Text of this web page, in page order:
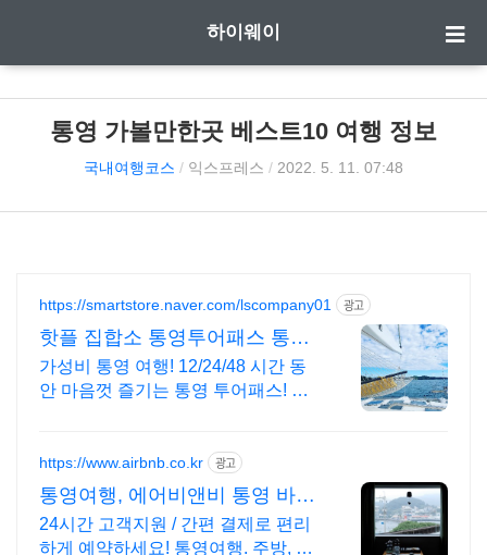
하이웨이
통영 가볼만한곳 베스트10 여행 정보
국내여행코스 / 익스프레스 / 2022. 5. 11. 07:48
https://smartstore.naver.com/lscompany01 광고
핫플 집합소 통영투어패스 통영
여행지도 제공
가성비 통영 여행! 12/24/48 시간 동
안 마음껏 즐기는 통영 투어패스! 통
https://www.airbnb.co.kr 광고
통영여행, 에어비앤비 통영 바다
와 섬 뷰
24시간 고객지원 / 간편 결제로 편리
하게 예약하세요! 통영여행. 주방, 수